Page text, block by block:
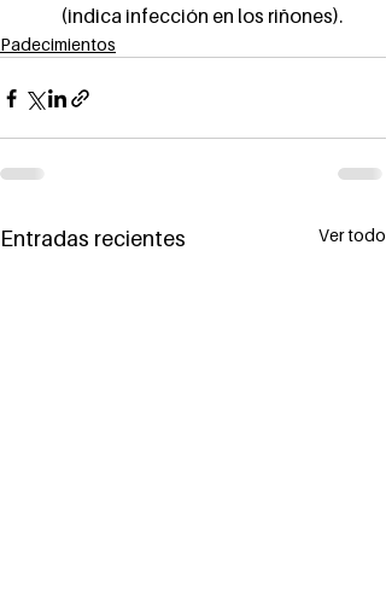
(indica infección en los riñones).
Padecimientos
Entradas recientes Ver todo